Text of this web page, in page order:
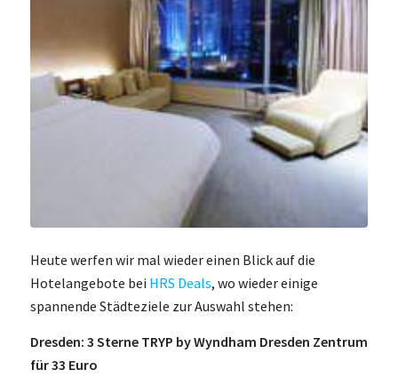
Heute werfen wir mal wieder einen Blick auf die
Hotelangebote bei HRS Deals, wo wieder einige
spannende Städteziele zur Auswahl stehen:
Dresden: 3 Sterne TRYP by Wyndham Dresden Zentrum
für 33 Euro